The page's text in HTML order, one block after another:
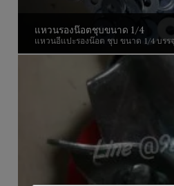
แหวนรองน๊อตชุบขนาด 1/4
แหวนอีแปะรองน๊อต ชุบ ขนาด 1/4 บรร